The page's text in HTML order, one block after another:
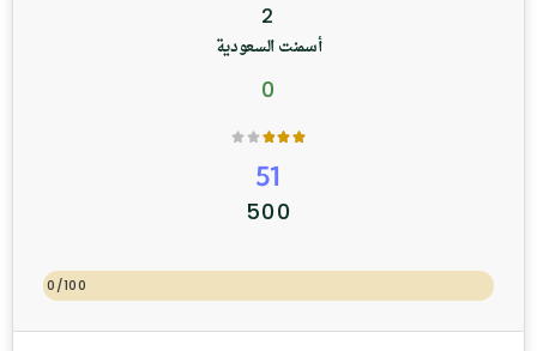
أسمنت السعودية
0
51
500
0/100
2